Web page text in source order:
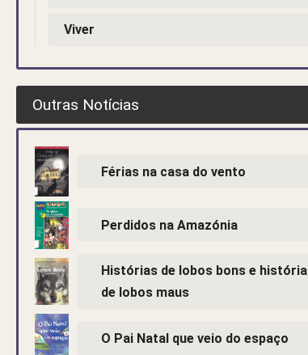
Viver
Outras Notícias
Férias na casa do vento
Perdidos na Amazónia
Histórias de lobos bons e história
de lobos maus
O Pai Natal que veio do espaço